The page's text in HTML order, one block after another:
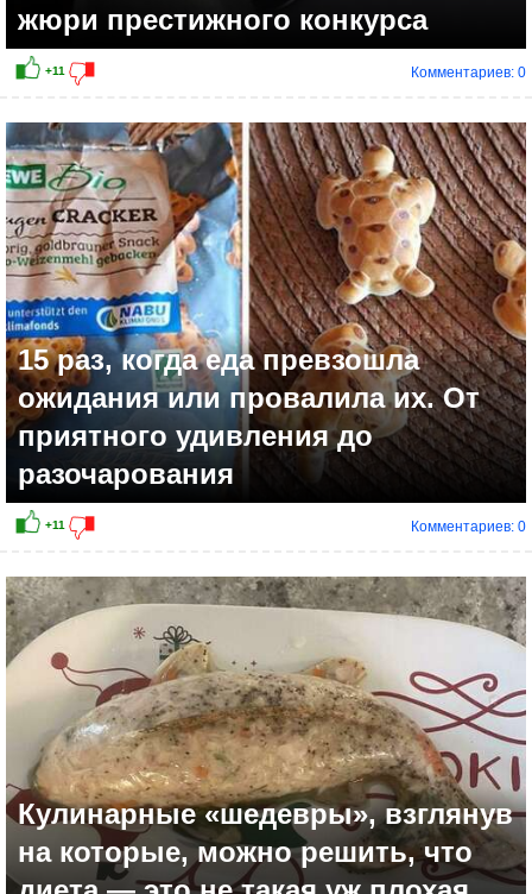
+16
жюри престижного конкурса
Комментариев: 0
15 раз, когда еда превзошла
ожидания или провалила их. От
приятного удивления до
разочарования
Комментариев: 0
Кулинарные «шедевры», взглянув
на которые, можно решить, что